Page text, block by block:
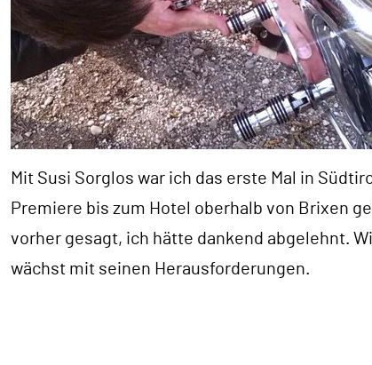
Mit Susi Sorglos war ich das erste Mal in
Premiere bis zum Hotel oberhalb von Brixen
vorher gesagt, ich hätte dankend abgelehnt.
wächst mit seinen Herausforderungen.